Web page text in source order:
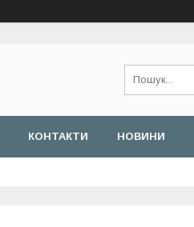
КОНТАКТИ НОВИНИ